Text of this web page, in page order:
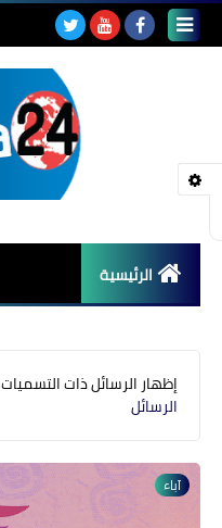
الرئيسية
‏إظهار الرسائل ذات التسميات
الرسائل
آباء